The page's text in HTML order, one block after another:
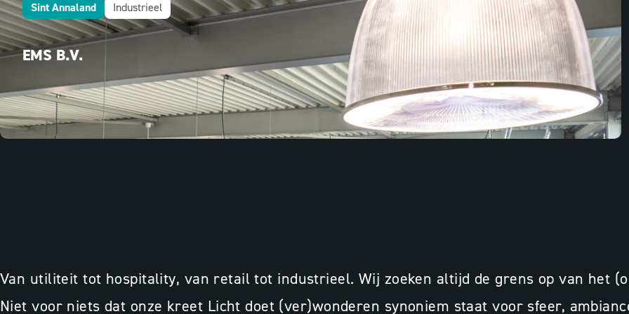
Sint Annaland Industrieel
EMS B.V.
Van utiliteit tot hospitality, van retail tot industrieel. Wij zoeken altijd de grens op van het
Niet voor niets dat onze kreet Licht doet (ver)wonderen synoniem staat voor sfeer,